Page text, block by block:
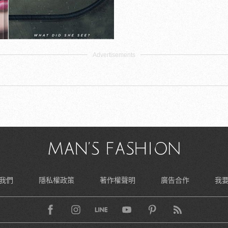
們 隱私權政策 著作權聲明 廣告合作 我